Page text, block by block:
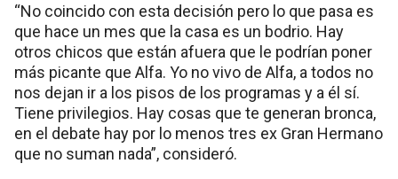
“No coincido con esta decisión pero lo que pasa es
que hace un mes que la casa es un bodrio. Hay
otros chicos que están afuera que le podrían poner
más picante que Alfa. Yo no vivo de Alfa, a todos no
nos dejan ir a los pisos de los programas y a él sí.
Tiene privilegios. Hay cosas que te generan bronca,
en el debate hay por lo menos tres ex Gran Hermano
que no suman nada”, consideró.